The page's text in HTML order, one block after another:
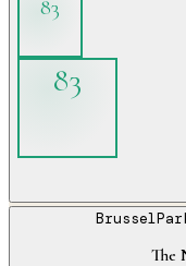
83
83
Brussel
The